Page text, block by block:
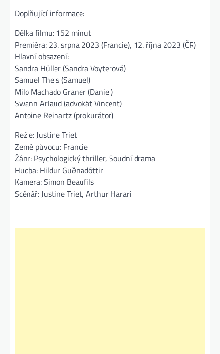
Doplňující informace:
Délka filmu: 152 minut
Premiéra: 23. srpna 2023 (Francie), 12. října 2023 (ČR)
Hlavní obsazení:
Sandra Hüller (Sandra Voyterová)
Samuel Theis (Samuel)
Milo Machado Graner (Daniel)
Swann Arlaud (advokát Vincent)
Antoine Reinartz (prokurátor)
Režie: Justine Triet
Země původu: Francie
Žánr: Psychologický thriller, Soudní drama
Hudba: Hildur Guðnadóttir
Kamera: Simon Beaufils
Scénář: Justine Triet, Arthur Harari